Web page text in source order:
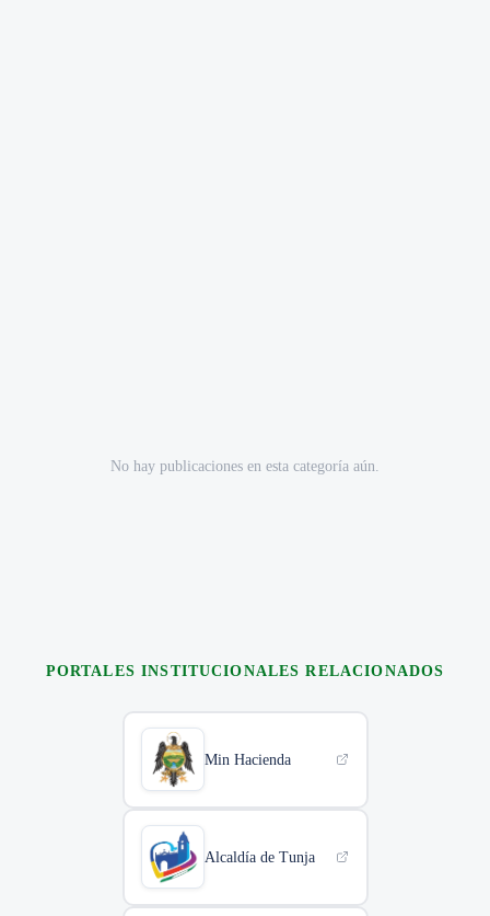
No hay publicaciones en esta categoría aún.
PORTALES INSTITUCIONALES RELACIONADOS
Min Hacienda
Alcaldía de Tunja